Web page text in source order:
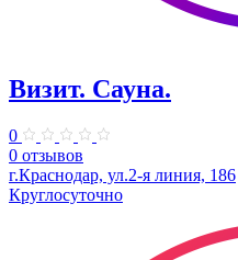
Визит. Сауна.
0
0 отзывов
г.Краснодар, ул.2-я линия, 186
Круглосуточно